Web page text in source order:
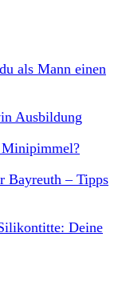
als Mann einen
Ausbildung
Bayreuth – Tipps
Deine